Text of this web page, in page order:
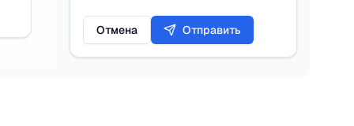
Отмена Отправить